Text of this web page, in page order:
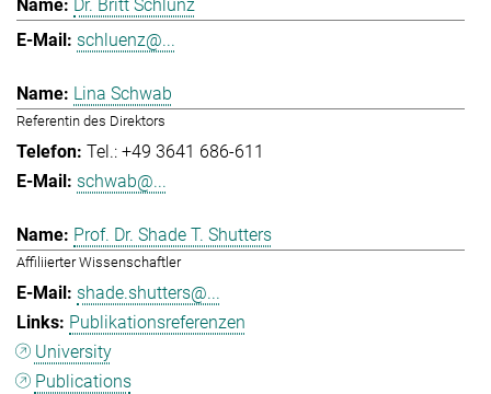
Dr. Britt Schlünz
schluenz@...
Lina Schwab
Referentin des Direktors
Tel.: +49 3641 686-611
schwab@...
Prof. Dr. Shade T. Shutters
Affiliierter Wissenschaftler
shade.shutters@...
Publikationsreferenzen
University
Publications